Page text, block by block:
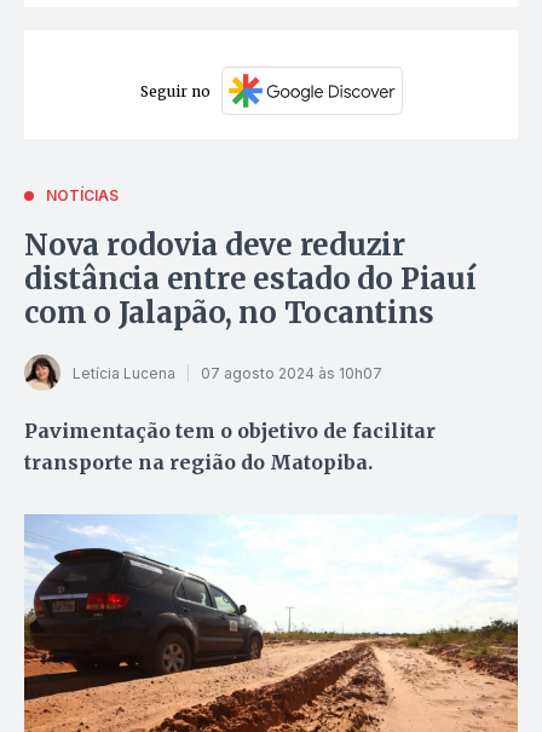
Seguir no
NOTÍCIAS
Nova rodovia deve reduzir
distância entre estado do Piauí
com o Jalapão, no Tocantins
Letícia Lucena 07 agosto 2024 às 10h07
Pavimentação tem o objetivo de facilitar
transporte na região do Matopiba.